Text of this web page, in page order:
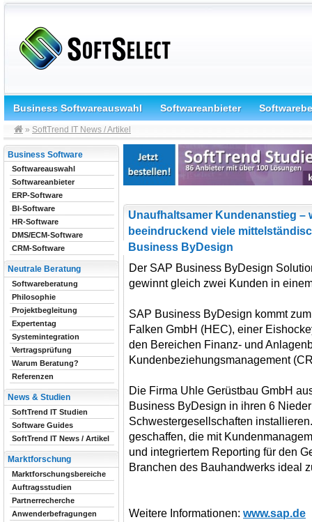
Business Softwareauswahl Softwareanbieter
» SoftTrend IT News / Artikel
Unaufhaltsamer Kundenanstieg –
beeindruckend viele
Business ByDesign
Der SAP Business ByDesign
gewinnt gleich zwei Kunden in
SAP Business ByDesign kommt
Falken GmbH (HEC), einer
den Bereichen Finanz- und
Kundenbeziehungsmanagement
Die Firma Uhle Gerüstbau GmbH
Business ByDesign in ihren 6
Schwestergesellschaften
geschaffen, die mit
und integriertem Reporting für den
Branchen des Bauhandwerks ideal
Weitere Informationen: www.sap.de
Business Software
Softwareauswahl
Softwareanbieter
ERP-Software
BI-Software
HR-Software
DMS/ECM-Software
CRM-Software
Neutrale Beratung
Softwareberatung
Philosophie
Projektbegleitung
Expertentag
Systemintegration
Vertragsprüfung
Warum Beratung?
Referenzen
News & Studien
SoftTrend IT Studien
Software Guides
SoftTrend IT News / Artikel
Marktforschung
Marktforschungsbereiche
Auftragsstudien
Partnerrecherche
Anwenderbefragungen